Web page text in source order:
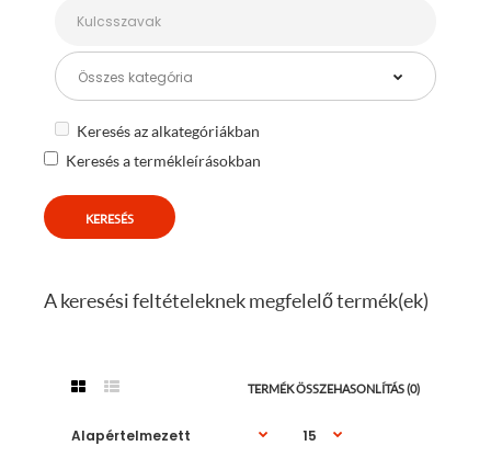
Keresés az alkategóriákban
Keresés a termékleírásokban
A keresési feltételeknek megfelelő termék(ek)
TERMÉK ÖSSZEHASONLÍTÁS (0)